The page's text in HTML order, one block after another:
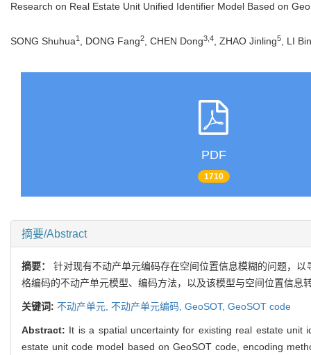
Research on Real Estate Unit Unified Identifier Model Based on
SONG Shuhua1 , DONG Fang2 , CHEN Dong3,4 , ZHAO Jinling5 , LI Bin
PDF
1710
摘要/Abstract
摘要： 针对现有不动产单元编码存在空间位置信息模糊的问题，
格编码的不动产单元模型、编码方法，以及该模型与空间位置信
关键词: 不动产单元, 不动产单元编码, GeoSOT, GeoSOT code
Abstract: It is a spatial uncertainty for existing real estate unit
estate unit code model based on GeoSOT code, encoding